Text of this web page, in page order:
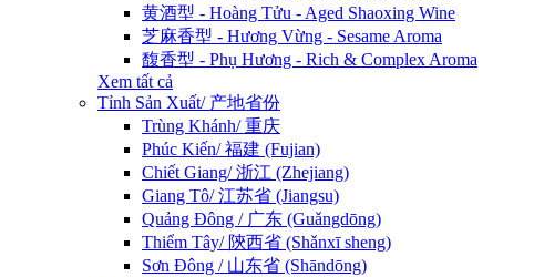
黄酒型 - Hoàng Tửu - Aged Shaoxing Wine
芝麻香型 - Hương Vừng - Sesame Aroma
馥香型 - Phụ Hương - Rich & Complex Aroma
Xem tất cả
Tỉnh Sản Xuất/ 产地省份
Trùng Khánh/ 重庆
Phúc Kiến/ 福建 (Fujian)
Chiết Giang/ 浙江 (Zhejiang)
Giang Tô/ 江苏省 (Jiangsu)
Quảng Đông / 广东 (Guǎngdōng)
Thiểm Tây/ 陝西省 (Shǎnxī sheng)
Sơn Đông / 山东省 (Shāndōng)